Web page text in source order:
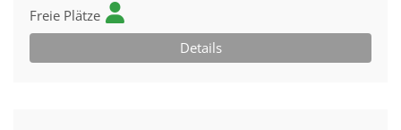
Freie Plätze
Details